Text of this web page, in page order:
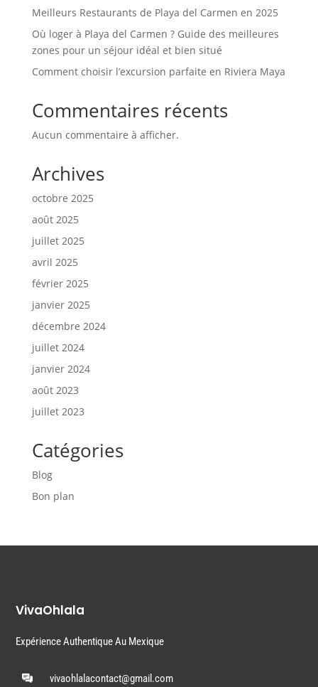
Meilleurs Restaurants de Playa del Carmen en 2025
Où loger à Playa del Carmen ? Guide des meilleures
zones pour un séjour idéal et bien situé
Comment choisir l’excursion parfaite en Riviera Maya
Commentaires récents
Aucun commentaire à afficher.
Archives
octobre 2025
août 2025
juillet 2025
avril 2025
février 2025
janvier 2025
décembre 2024
juillet 2024
janvier 2024
août 2023
juillet 2023
Catégories
Blog
Bon plan
VivaOhlala
Expérience Authentique Au Mexique
vivaohlalacontact@gmail.com